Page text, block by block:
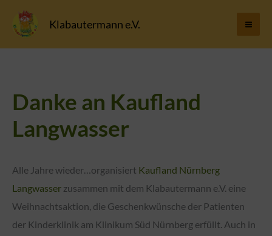
Inhalt
Klabautermann e.V.
Danke an Kaufland
Langwasser
Alle Jahre wieder…organisiert Kaufland Nürnberg
Langwasser zusammen mit dem Klabautermann e.V. eine
Weihnachtsaktion, die Geschenkwünsche der Patienten
der Kinderklinik am Klinikum Süd Nürnberg erfüllt. Auch in